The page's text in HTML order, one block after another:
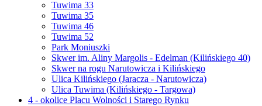
Tuwima 33
Tuwima 35
Tuwima 46
Tuwima 52
Park Moniuszki
Skwer im. Aliny Margolis - Edelman (Kilińskiego 40)
Skwer na rogu Narutowicza i Kilińskiego
Ulica Kilińskiego (Jaracza - Narutowicza)
Ulica Tuwima (Kilińskiego - Targowa)
4 - okolice Placu Wolności i Starego Rynku